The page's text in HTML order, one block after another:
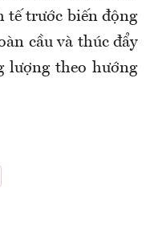
tế trước biến động
cầu và thúc đẩy
lượng theo hướng